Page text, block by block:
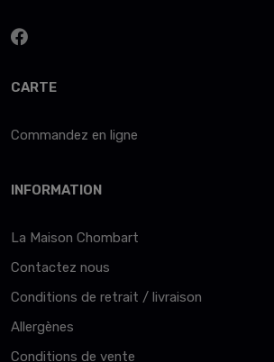
CARTE
Commandez en ligne
INFORMATION
La Maison Chombart
Contactez nous
Conditions de retrait / livraison
Allergènes
Conditions de vente